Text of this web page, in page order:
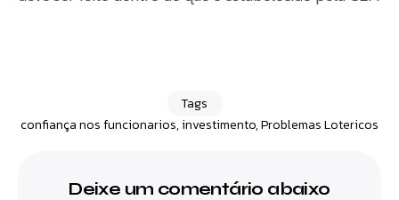
Tags
confiança nos funcionarios, investimento,Problemas Lotericos
Deixe um comentário abaixo